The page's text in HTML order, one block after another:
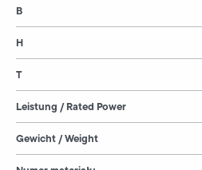
B
H
T
Leistung / Rated Power
Gewicht / Weight